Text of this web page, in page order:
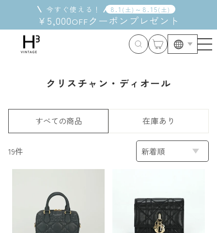
今すぐ使える！ 8 . 1 ( 土) ～ 8 . 15( 土)
¥5,000OFFクーポン プレゼント
クリスチャン・ディオール
すべての商品 在庫あり
19件
並
び
替